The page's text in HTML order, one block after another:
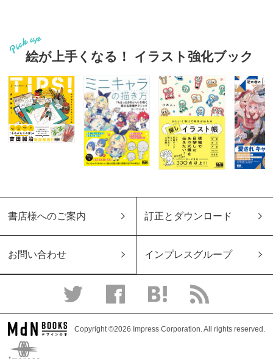
絵が上手くなる！ イラスト強化ブック
書店様へのご案内 訂正とダウンロード
お問い合わせ インプレスグループ
Copyright ©2026 Impress Corporation. All rights reserved.